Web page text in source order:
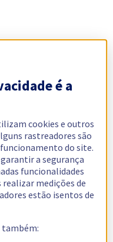
é a
cookies e outros
rastreadores são
do site.
a segurança
funcionalidades
medições de
estão isentos de
também: